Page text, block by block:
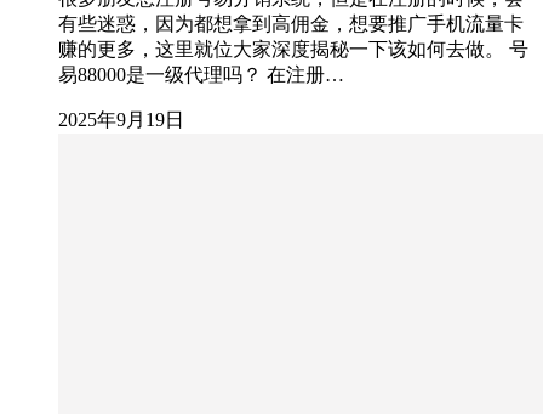
有些迷惑，因为都想拿到高佣金，想要推广手机流量卡
赚的更多，这里就位大家深度揭秘一下该如何去做。 号
易88000是一级代理吗？ 在注册…
2025年9月19日